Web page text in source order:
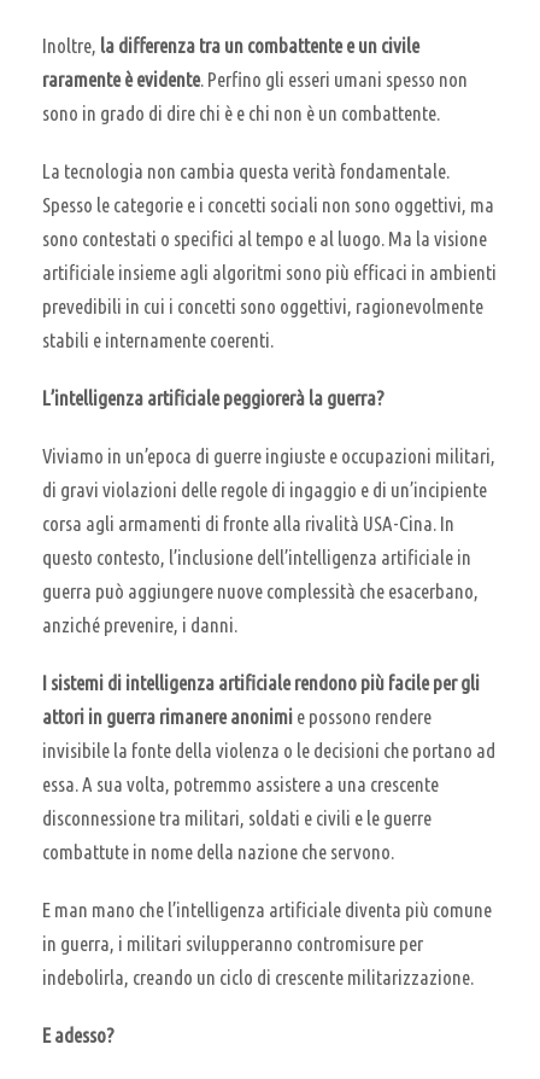
Inoltre, la differenza tra un combattente e un civile
raramente è evidente. Perfino gli esseri umani spesso non
sono in grado di dire chi è e chi non è un combattente.
La tecnologia non cambia questa verità fondamentale.
Spesso le categorie e i concetti sociali non sono oggettivi, ma
sono contestati o specifici al tempo e al luogo. Ma la visione
artificiale insieme agli algoritmi sono più efficaci in ambienti
prevedibili in cui i concetti sono oggettivi, ragionevolmente
stabili e internamente coerenti.
L’intelligenza artificiale peggiorerà la guerra?
Viviamo in un’epoca di guerre ingiuste e occupazioni militari,
di gravi violazioni delle regole di ingaggio e di un’incipiente
corsa agli armamenti di fronte alla rivalità USA-Cina. In
questo contesto, l’inclusione dell’intelligenza artificiale in
guerra può aggiungere nuove complessità che esacerbano,
anziché prevenire, i danni.
I sistemi di intelligenza artificiale rendono più facile per gli
attori in guerra rimanere anonimi e possono rendere
invisibile la fonte della violenza o le decisioni che portano ad
essa. A sua volta, potremmo assistere a una crescente
disconnessione tra militari, soldati e civili e le guerre
combattute in nome della nazione che servono.
E man mano che l’intelligenza artificiale diventa più comune
in guerra, i militari svilupperanno contromisure per
indebolirla, creando un ciclo di crescente militarizzazione.
E adesso?